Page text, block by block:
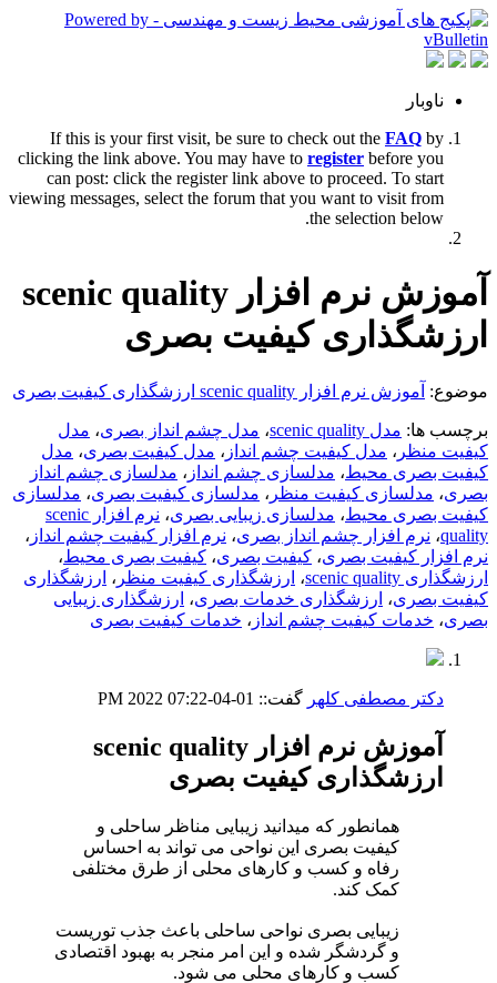
ناوبار
If this is your first visit, be sure to check out the FAQ by
clicking the link above. You may have to register before you
can post: click the register link above to proceed. To start
viewing messages, select the forum that you want to visit from
the selection below.
آموزش نرم افزار scenic quality
ارزشگذاری کیفیت بصری
موضوع: آموزش نرم افزار scenic quality ارزشگذاری کیفیت بصری
برچسب ها: مدل scenic quality ، مدل چشم انداز بصری، مدل
کیفیت منظر ، مدل کیفیت چشم انداز ، مدل کیفیت بصری، مدل
کیفیت بصری محیط، مدلسازی چشم انداز ، مدلسازی چشم انداز
بصری، مدلسازی کیفیت منظر ، مدلسازی کیفیت بصری، مدلسازی
کیفیت بصری محیط، مدلسازی زیبایی بصری،
نرم افزار scenic
quality، نرم افزار چشم انداز بصری، نرم افزار کیفیت چشم انداز ،
نرم افزار کیفیت بصری، کیفیت بصری، کیفیت بصری محیط،
ارزشگذاری scenic quality
، ارزشگذاری کیفیت منظر ، ارزشگذاری
کیفیت بصری، ارزشگذاری خدمات بصری، ارزشگذاری زیبایی
بصری، خدمات کیفیت چشم انداز ، خدمات کیفیت بصری
دکتر مصطفی کلهر گفت:: 01-04-2022
07:22 PM
آموزش نرم افزار scenic quality
ارزشگذاری کیفیت بصری
همانطور که میدانید زیبایی مناظر ساحلی و
کیفیت بصری این نواحی می تواند به احساس
رفاه و کسب و کارهای محلی از طرق مختلفی
کمک کند.
زیبایی بصری نواحی ساحلی باعث جذب توریست
و گردشگر شده و این امر منجر به بهبود اقتصادی
کسب و کارهای محلی می شود.